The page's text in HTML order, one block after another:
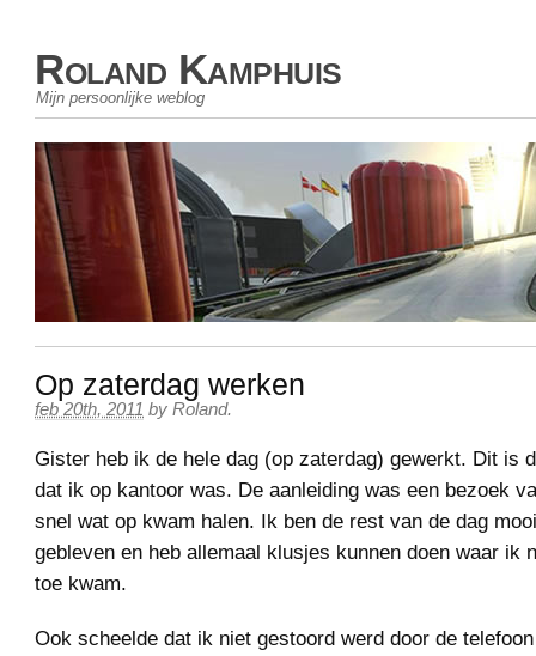
Roland Kamphuis
Mijn persoonlijke weblog
Op zaterdag werken
feb 20th, 2011 by Roland.
Gister heb ik de hele dag (op zaterdag) gewerkt. Dit is
dat ik op kantoor was. De aanleiding was een bezoek
snel wat op kwam halen. Ik ben de rest van de dag
gebleven en heb allemaal klusjes kunnen doen waar ik
toe kwam.
Ook scheelde dat ik niet gestoord werd door de